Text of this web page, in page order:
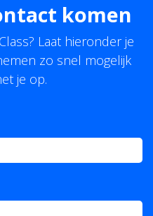
komen
Laat hieronder je
zo snel mogelijk
je op.